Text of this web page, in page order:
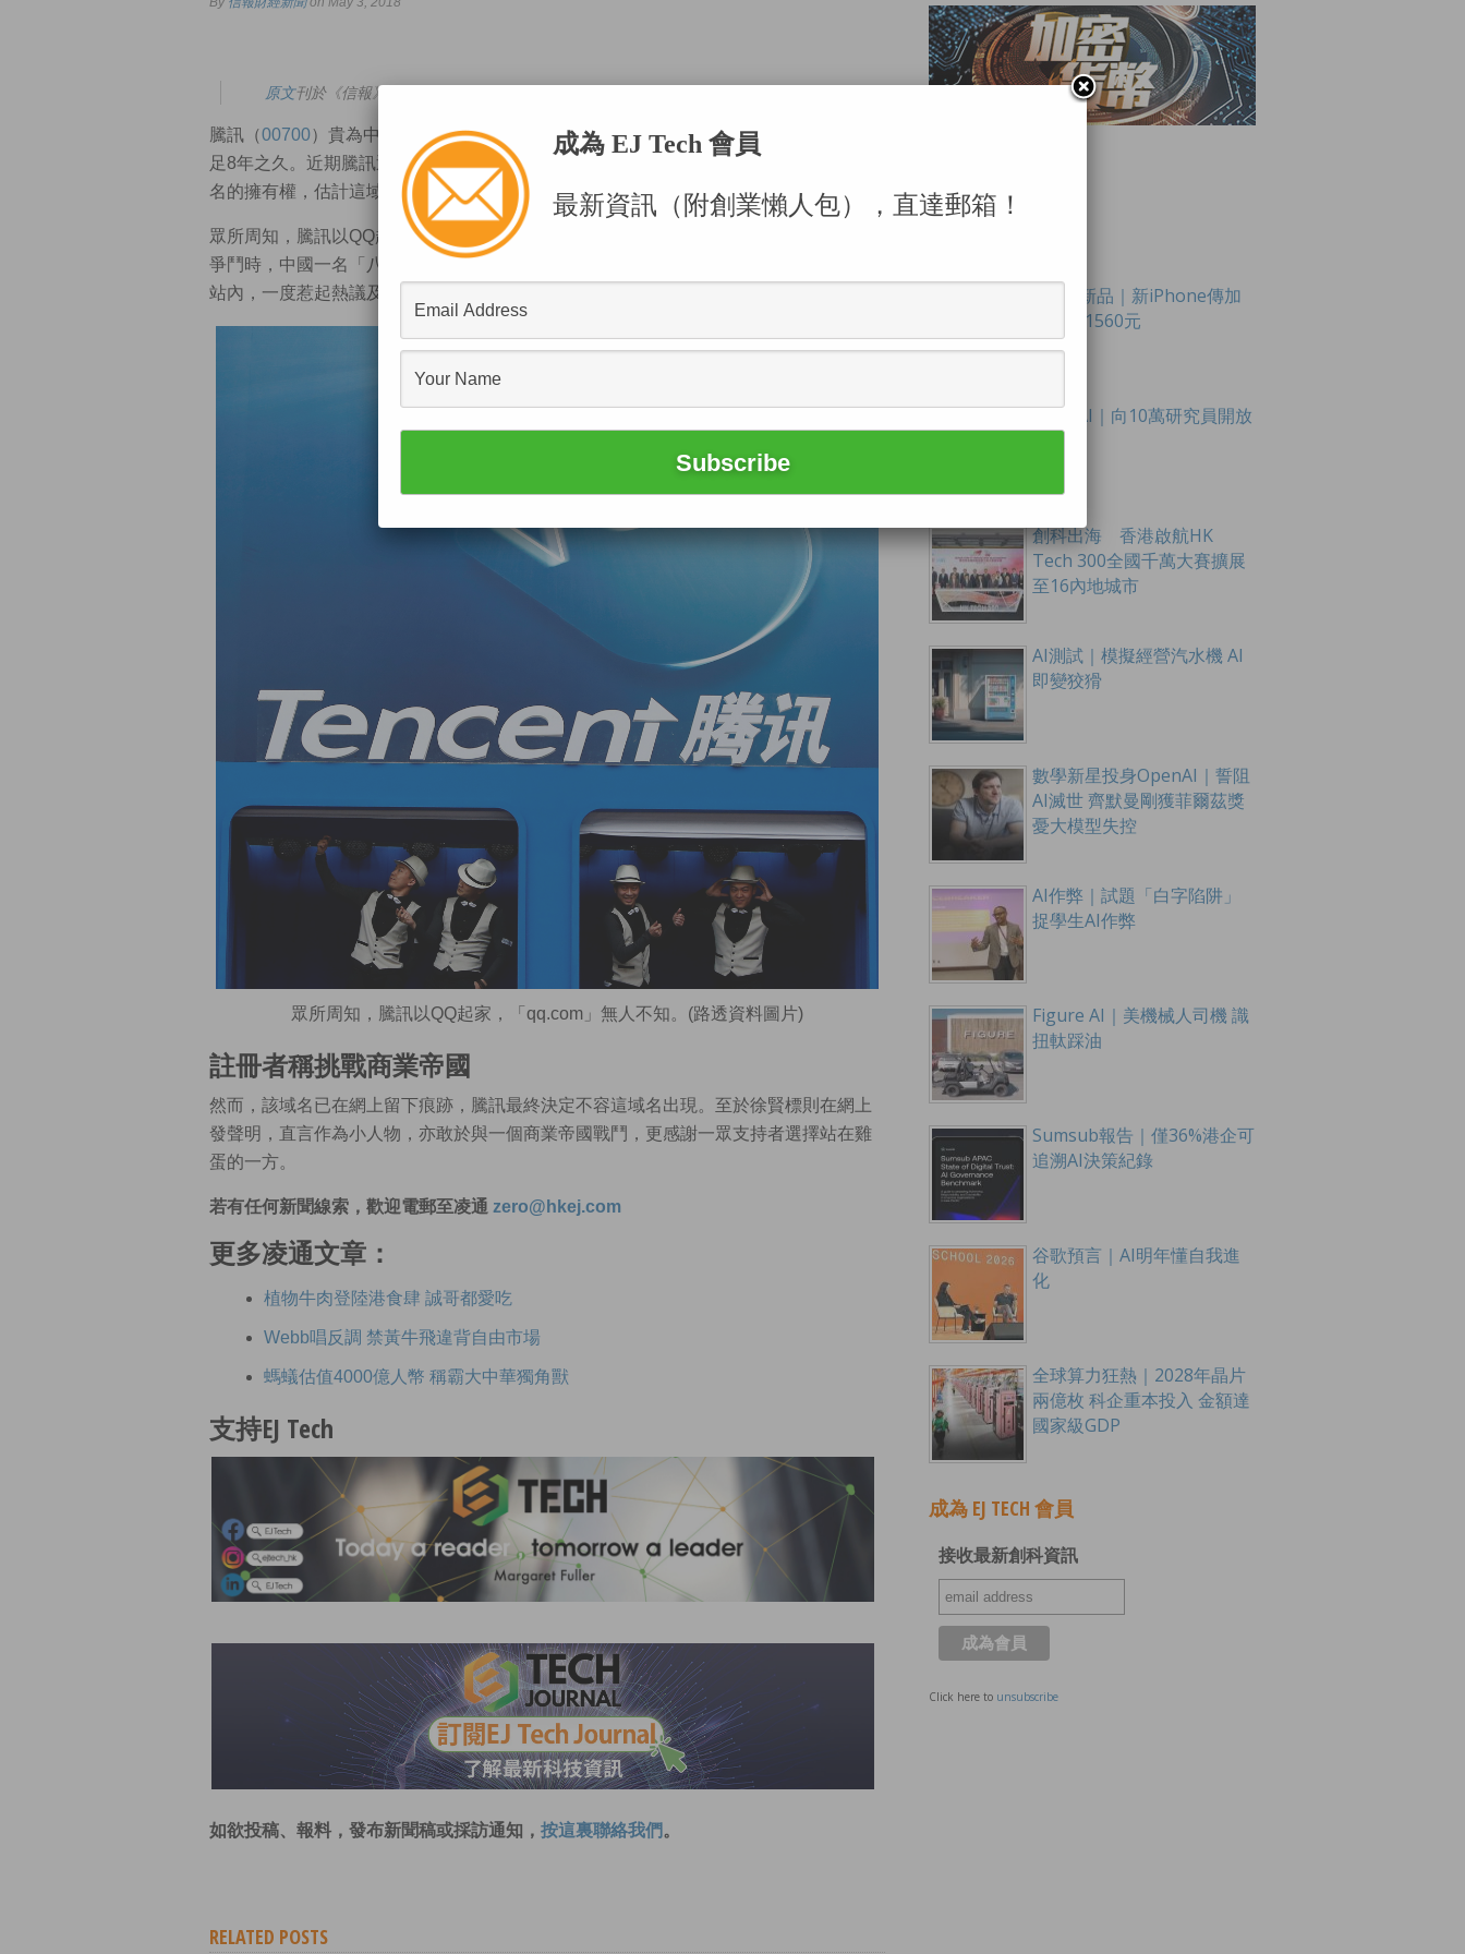
原文刊於《信報》的「
騰訊（00700）貴為中國科網界巨頭，竟然要容忍互聯網上出現一個甚為爭議的域名足
足8年之久。近期騰訊透過亞洲域名爭議解決中心（香港），成功奪回「fuckqq.com」域
名的擁有權，估計這域名很快就會從宇宙中「消失」。
眾所周知，騰訊以QQ起家，「qq.com」無人不知，但在2009年「3Q大戰」與奇虎360
爭鬥時，中國一名「八十後」徐賢標註冊了「fuckqq.com」，更將之連接到奇虎360的網
站內，一度惹起熱議及騰訊不滿，而奇虎創辦人周源禕曾表明與自己無關。
眾所周知，騰訊以QQ起家，「qq.com」無人不知。(路透資料圖片)
註冊者稱挑戰商業帝國
然而，該域名已在網上留下痕跡，騰訊最終決定不容這域名出現。至於徐賢標則在網上
發聲明，直言作為小人物，亦敢於與一個商業帝國戰鬥，更感謝一眾支持者選擇站在雞
蛋的一方。
若有任何新聞線索，歡迎電郵至凌通 zero@hkej.com
更多凌通文章：
植物牛肉登陸港食肆 誠哥都愛吃
Webb唱反調 禁黃牛飛違背自由市場
螞蟻估值4000億人幣 稱霸大中華獨角獸
支持EJ Tech
如欲投稿、報料，發布新聞稿或採訪通知， 按這裏聯絡我們 。
RELATED POSTS
Apple新品｜新iPhone傳加
價最多1560元
OpenAI｜向10萬研究員開放
創科出海 香港啟航HK
Tech 300全國千萬大賽擴展
至16內地城市
AI測試｜模擬經營汽水機 AI
即變狡猾
數學新星投身OpenAI｜誓阻
AI滅世 齊默曼剛獲菲爾茲獎
憂大模型失控
AI作弊｜試題「白字陷阱」
捉學生AI作弊
Figure AI｜美機械人司機 識
扭軚踩油
Sumsub報告｜僅36%港企可
追溯AI決策紀錄
谷歌預言｜AI明年懂自我進
化
全球算力狂熱｜2028年晶片
兩億枚 科企重本投入 金額達
國家級GDP
成為 EJ TECH 會員
接收最新創科資訊
Click here to unsubscribe
成為 EJ Tech 會員
最新資訊（附創業懶人包），直達郵箱！